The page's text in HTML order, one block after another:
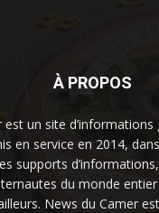
À PROPOS
est un site d’informations
en service en 2014,
supports
du monde
News du Camer